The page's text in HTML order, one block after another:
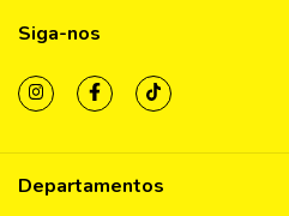
Siga-nos
Departamentos